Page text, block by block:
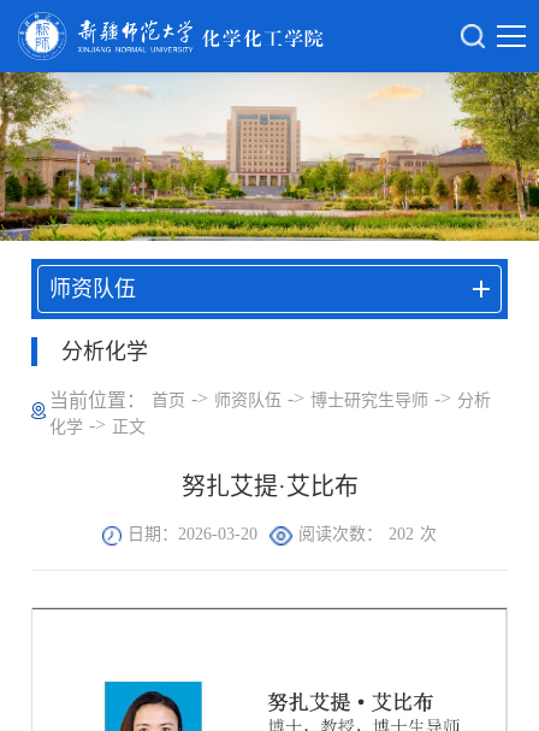
师资队伍
分析化学
当前位置： 首页 -> 师资队伍 -> 博士研究生导师 -> 分析
化学 -> 正文
努扎艾提·艾比布
日期：2026-03-20 阅读次数： 202 次